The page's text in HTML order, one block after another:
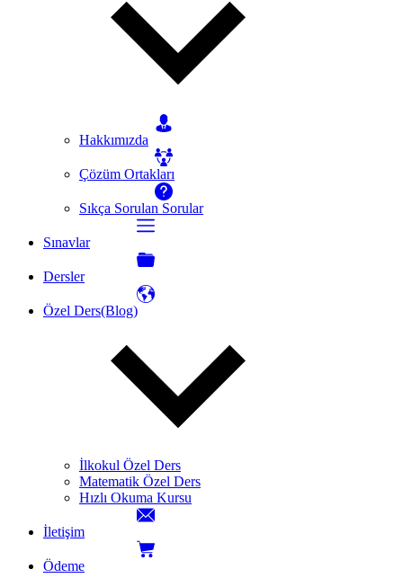
Hakkımızda
Çözüm Ortakları
Sıkça Sorulan Sorular
Sınavlar
Dersler
Özel Ders(Blog)
İlkokul Özel Ders
Matematik Özel Ders
Hızlı Okuma Kursu
İletişim
Ödeme